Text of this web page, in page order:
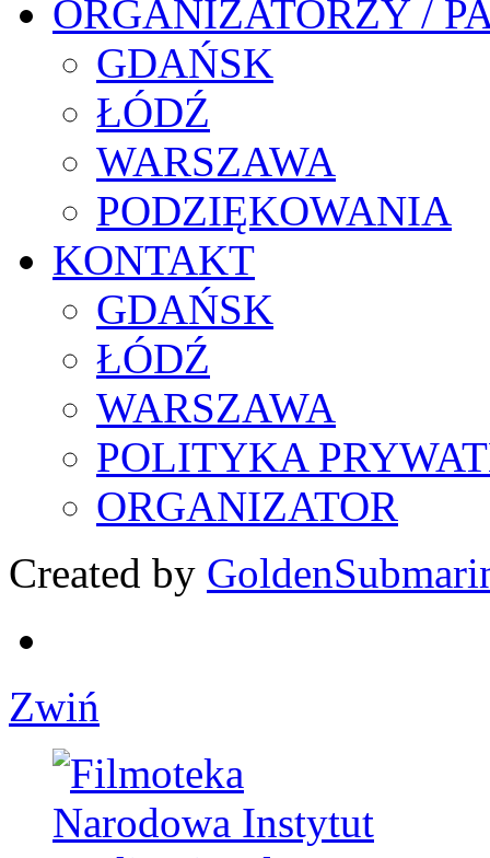
ORGANIZATORZY /
GDAŃSK
ŁÓDŹ
WARSZAWA
PODZIĘKOWANIA
KONTAKT
GDAŃSK
ŁÓDŹ
WARSZAWA
POLITYKA
ORGANIZATOR
Created by
Zwiń